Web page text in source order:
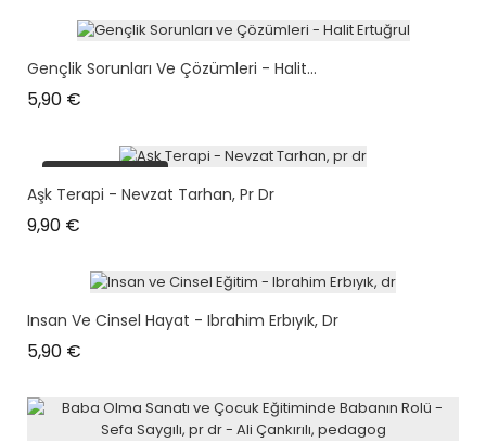
Gençlik Sorunları Ve Çözümleri - Halit...
5,90 €
plus en stock
Aşk Terapi - Nevzat Tarhan, Pr Dr
9,90 €
Insan Ve Cinsel Hayat - Ibrahim Erbıyık, Dr
5,90 €